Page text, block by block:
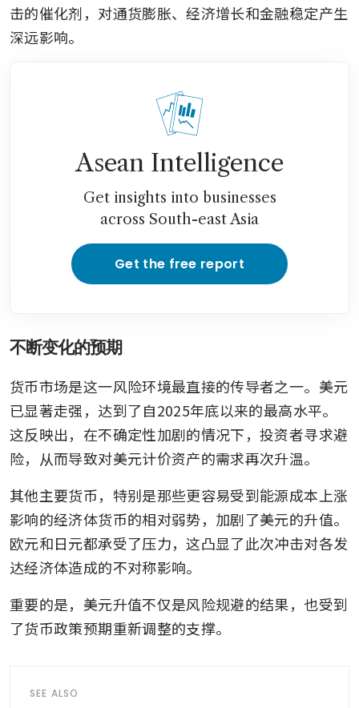
击的催化剂，对通货膨胀、经济增长和金融稳定产生
深远影响。
Asean Intelligence
Get insights into businesses
across South-east Asia
Get the free report
不断变化的预期
货币市场是这一风险环境最直接的传导者之一。美元
已显著走强，达到了自2025年底以来的最高水平。
这反映出，在不确定性加剧的情况下，投资者寻求避
险，从而导致对美元计价资产的需求再次升温。
其他主要货币，特别是那些更容易受到能源成本上涨
影响的经济体货币的相对弱势，加剧了美元的升值。
欧元和日元都承受了压力，这凸显了此次冲击对各发
达经济体造成的不对称影响。
重要的是，美元升值不仅是风险规避的结果，也受到
了货币政策预期重新调整的支撑。
SEE ALSO